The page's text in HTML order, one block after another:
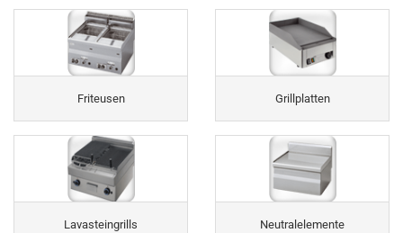
Friteusen Grillplatten
Lavasteingrills Neutralelemente